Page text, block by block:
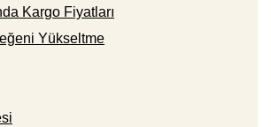
Kargo Fiyatları
Yükseltme